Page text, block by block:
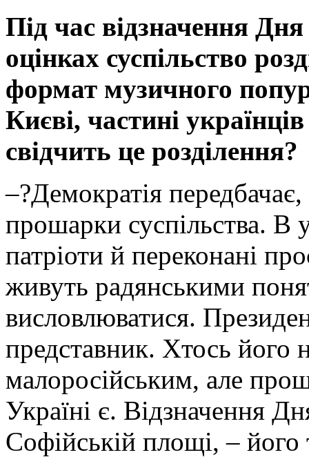
Під час відзначення
оцінках суспільство
формат музичного
Києві, частині
свідчить це розділення?
–?Демократія
прошарки суспільства. В
патріоти й переконані
живуть радянськими
висловлюватися.
представник. Хтось його
малоросійським, але
Україні є. Відзначення
Софійській площі, – його